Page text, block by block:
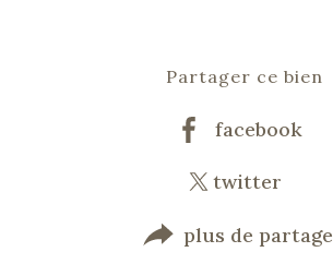
Partager ce bien
facebook
twitter
plus de partage